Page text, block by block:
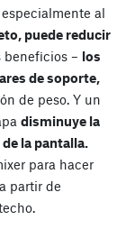
al
puede reducir
beneficios – los
de soporte,
de peso. Y un
disminuye la
la pantalla.
para hacer
partir de